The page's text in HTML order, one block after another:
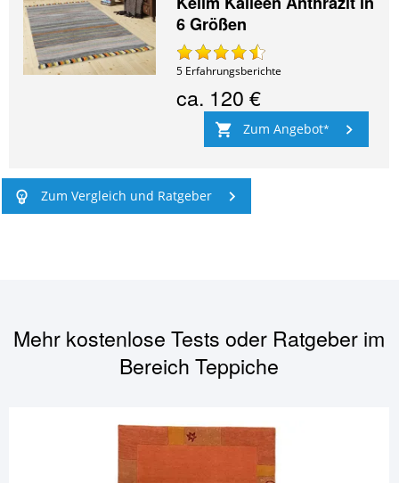
6 Größen
5 Erfahrungsberichte
ca. 120 €
Zum Angebot
Zum Vergleich und Ratgeber
Mehr kostenlose Tests oder Ratgeber im
BereichTeppiche